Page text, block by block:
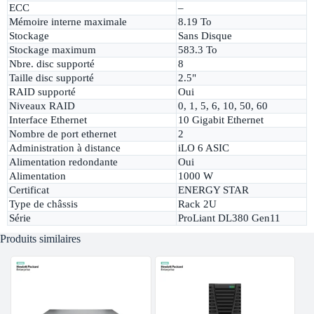
ECC
–
Mémoire interne maximale
8.19 To
Stockage
Sans Disque
Stockage maximum
583.3 To
Nbre. disc supporté
8
Taille disc supporté
2.5"
RAID supporté
Oui
Niveaux RAID
0, 1, 5, 6, 10, 50, 60
Interface Ethernet
10 Gigabit Ethernet
Nombre de port ethernet
2
Administration à distance
iLO 6 ASIC
Alimentation redondante
Oui
Alimentation
1000 W
Certificat
ENERGY STAR
Type de châssis
Rack 2U
Série
ProLiant DL380 Gen11
Produits similaires